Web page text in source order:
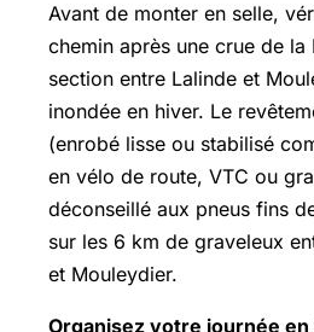
Avant de monter en selle,
chemin après une crue de la
section entre Lalinde et
inondée en hiver. Le
(enrobé lisse ou stabilisé
en vélo de route, VTC ou
déconseillé aux pneus fins
sur les 6 km de graveleux
et Mouleydier.
Organisez votre journée